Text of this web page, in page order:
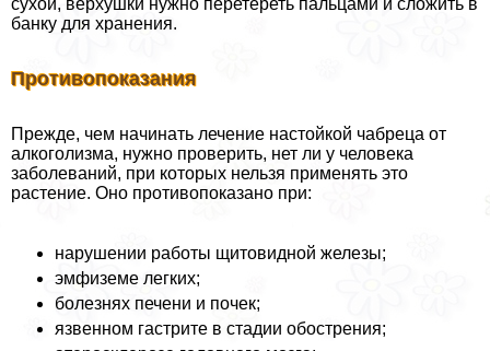
банку для хранения.
Противопоказания
Прежде, чем начинать лечение настойкой чабреца от
алкоголизма, нужно проверить, нет ли у человека
заболеваний, при которых нельзя применять это
растение. Оно противопоказано при:
нарушении работы щитовидной железы;
эмфиземе легких;
болезнях печени и почек;
язвенном гастрите в стадии обострения;